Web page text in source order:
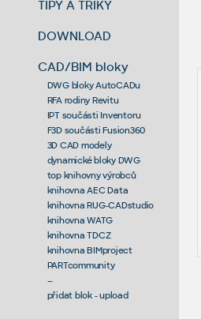
TIPY A TRIKY
DOWNLOAD
CAD/BIM bloky
DWG bloky AutoCADu
RFA rodiny Revitu
IPT součásti Inventoru
F3D součásti Fusion360
3D CAD modely
dynamické bloky DWG
top knihovny výrobců
knihovna AEC Data
knihovna RUG-CADstudio
knihovna WATG
knihovna TDCZ
knihovna BIMproject
PARTcommunity
--
přidat blok - upload